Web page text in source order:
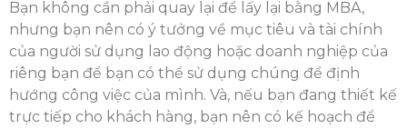
Bạn không cần phải quay lại để lấy lại bằng MBA,
nhưng bạn nên có ý tưởng về mục tiêu và tài chính
của người sử dụng lao động hoặc doanh nghiệp của
riêng bạn để bạn có thể sử dụng chúng để định
hướng công việc của mình. Và, nếu bạn đang thiết kế
trực tiếp cho khách hàng, bạn nên có kế hoạch để